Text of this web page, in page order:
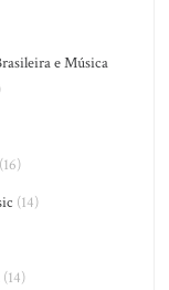
e Música
(14)
(14)